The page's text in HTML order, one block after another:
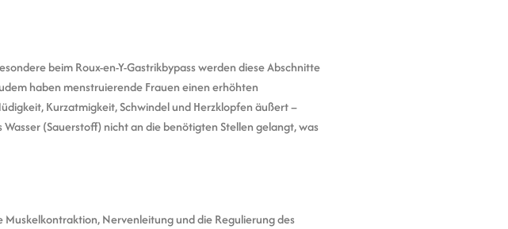
beim Roux-en-Y-Gastrikbypass werden diese Abschnitte
haben menstruierende Frauen einen erhöhten
Kurzatmigkeit, Schwindel und Herzklopfen äußert –
(Sauerstoff) nicht an die benötigten Stellen gelangt, was
Nervenleitung und die Regulierung des